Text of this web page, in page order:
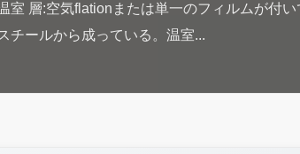
室 層:空気flationまたは単一のフィルムが付